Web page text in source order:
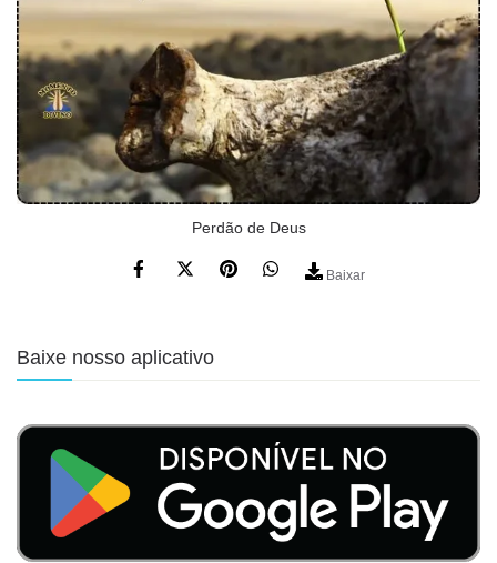
Perdão de Deus
Baixar
Baixe nosso aplicativo